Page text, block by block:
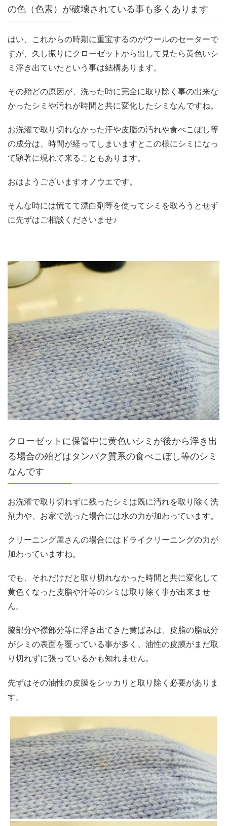
の色（色素）が破壊されている事も多くあります
はい、これからの時期に重宝するのがウールのセーターで
すが、久し振りにクローゼットから出して見たら黄色いシ
ミ浮き出ていたという事は結構あります。
その殆どの原因が、洗った時に完全に取り除く事の出来な
かったシミや汚れが時間と共に変化したシミなんですね。
お洗濯で取り切れなかった汗や皮脂の汚れや食べこぼし等
の成分は、時間が経ってしまいますとこの様にシミになっ
て顕著に現れて来ることもあります。
おはようございますオノウエです。
そんな時には慌てて漂白剤等を使ってシミを取ろうとせず
に先ずはご相談くださいませ♪
クローゼットに保管中に黄色いシミが後から浮き出
る場合の殆どはタンパク質系の食べこぼし等のシミ
なんです
お洗濯で取り切れずに残ったシミは既に汚れを取り除く洗
剤力や、お家で洗った場合には水の力が加わっています。
クリーニング屋さんの場合にはドライクリーニングの力が
加わっていますね。
でも、それだけだと取り切れなかった時間と共に変化して
黄色くなった皮脂や汗等のシミは取り除く事が出来ませ
ん。
脇部分や襟部分等に浮き出てきた黄ばみは、皮脂の脂成分
がシミの表面を覆っている事が多く、油性の皮膜がまだ取
り切れずに張っているかも知れません。
先ずはその油性の皮膜をシッカリと取り除く必要がありま
す。